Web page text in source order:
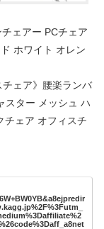
ェアー PCチェア
ホワイト オレン
チェア》腰楽ランバ
スター メッシュ ハ
チェア オフィスチ